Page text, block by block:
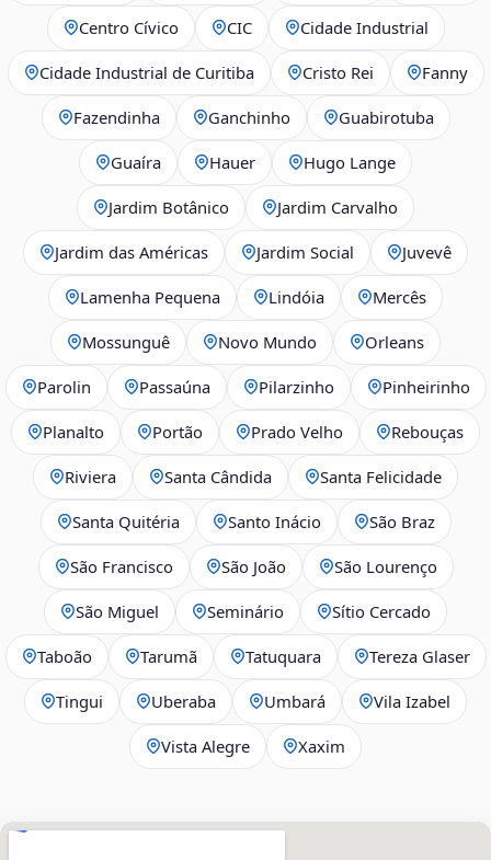
Centro Cívico CIC Cidade Industrial
Cidade Industrial de Curitiba Cristo Rei Fanny
Fazendinha Ganchinho Guabirotuba
Guaíra Hauer Hugo Lange
Jardim Botânico Jardim Carvalho
Jardim das Américas Jardim Social Juvevê
Lamenha Pequena Lindóia Mercês
Mossunguê Novo Mundo Orleans
Parolin Passaúna Pilarzinho Pinheirinho
Planalto Portão Prado Velho Rebouças
Riviera Santa Cândida Santa Felicidade
Santa Quitéria Santo Inácio São Braz
São Francisco São João São Lourenço
São Miguel Seminário Sítio Cercado
Taboão Tarumã Tatuquara Tereza Glaser
Tingui Uberaba Umbará Vila Izabel
Vista Alegre Xaxim